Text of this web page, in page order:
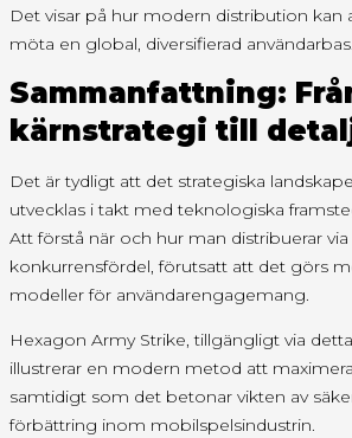
Det visar på hur modern distribution kan
möta en global, diversifierad användarbas.
Sammanfattning:
kärnstrategi till
Det är tydligt att det strategiska
utvecklas i takt med teknologiska
Att förstå när och hur man distribuerar
konkurrensfördel, förutsatt att det görs
modeller för användarengagemang.
Hexagon Army Strike, tillgängligt via
illustrerar en modern metod att
samtidigt som det betonar vikten av
förbättring inom mobilspelsindustrin.